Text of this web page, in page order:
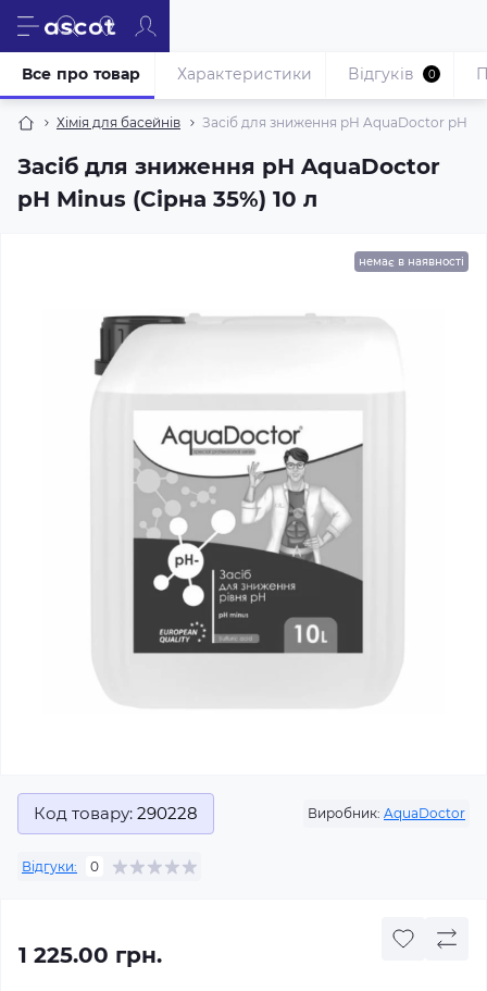
Хімія для басейнів Засіб для зниження pH AquaDoctor pH
Засіб для зниження pH AquaDoctor
pH Minus (Сірна 35%) 10 л
Все про товар Характеристики Відгуків 0
немає в наявності
Код товару: 290228 Виробник: AquaDoctor
Відгуки: 0
1 225.00 грн.